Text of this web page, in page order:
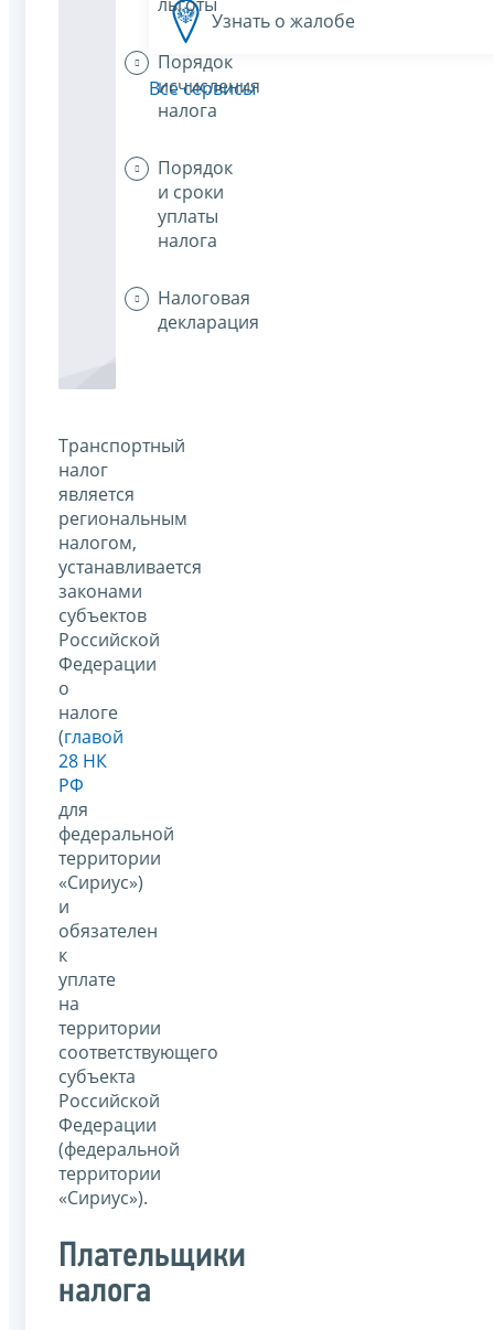
Порядок
исчисления
налога
Порядок
и сроки
уплаты
налога
Налоговая
декларация
Транспортный
налог
является
региональным
налогом,
устанавливается
законами
субъектов
Российской
Федерации
о
налоге
(главой
28 НК
РФ
для
федеральной
территории
«Сириус»)
и
обязателен
к
уплате
на
территории
соответствующего
субъекта
Российской
Федерации
(федеральной
территории
«Сириус»).
Плательщики
налога
Узнать о жалобе
Все сервисы